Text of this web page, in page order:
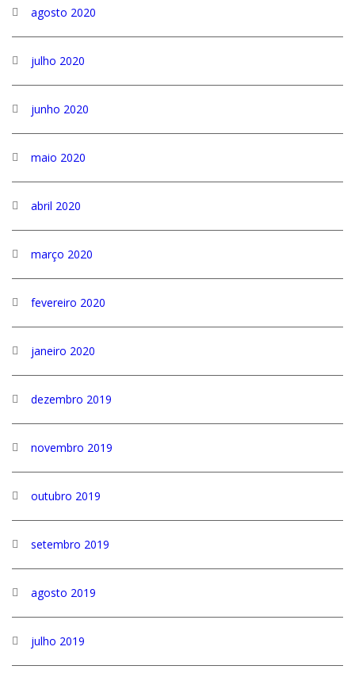
agosto 2020
julho 2020
junho 2020
maio 2020
abril 2020
março 2020
fevereiro 2020
janeiro 2020
dezembro 2019
novembro 2019
outubro 2019
setembro 2019
agosto 2019
julho 2019